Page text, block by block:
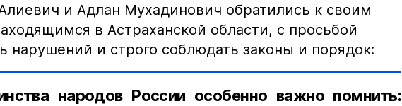
и Адлан Мухадинович обратились к своим
в Астраханской области, с просьбой
нарушений и строго соблюдать законы и порядок:
народов России особенно важно помнить: